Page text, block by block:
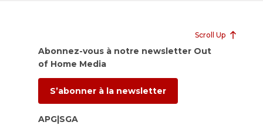
Scroll Up
Abonnez-vous à notre newsletter Out
of Home Media
S’abonner à la newsletter
APG|SGA